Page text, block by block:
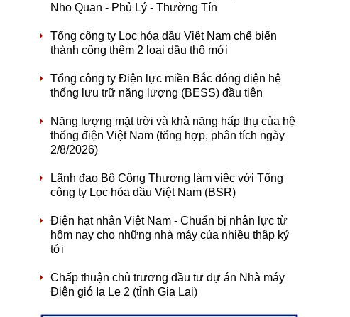
Nho Quan - Phủ Lý - Thường Tín
Tổng công ty Lọc hóa dầu Việt Nam chế biến
thành công thêm 2 loại dầu thô mới
Tổng công ty Điện lực miền Bắc đóng điện hệ
thống lưu trữ năng lượng (BESS) đầu tiên
Năng lượng mặt trời và khả năng hấp thụ của hệ
thống điện Việt Nam (tổng hợp, phân tích ngày
2/8/2026)
Lãnh đạo Bộ Công Thương làm việc với Tổng
công ty Lọc hóa dầu Việt Nam (BSR)
Điện hạt nhân Việt Nam - Chuẩn bị nhân lực từ
hôm nay cho những nhà máy của nhiều thập kỷ
tới
Chấp thuận chủ trương đầu tư dự án Nhà máy
Điện gió Ia Le 2 (tỉnh Gia Lai)